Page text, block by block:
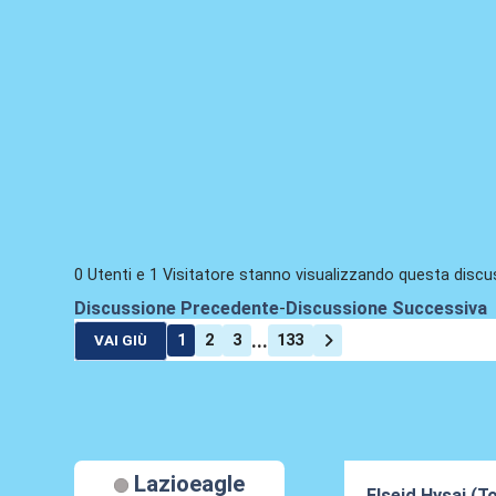
0 Utenti e 1 Visitatore stanno visualizzando questa
Discussione Precedente- Discussione Successiva
VAI GIÙ 1 2 3 ... 133
Lazioeagle